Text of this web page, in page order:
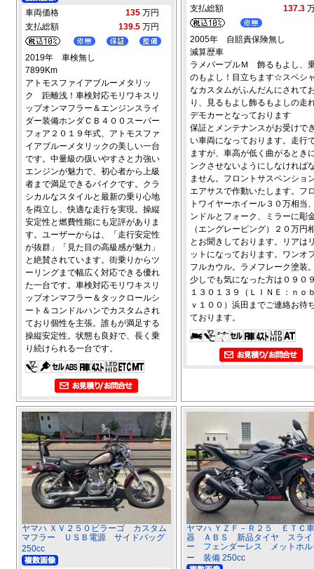
車両価格 135 万円
支払総額
139.5 万円
2019年 車検無し
7899Km
アトモスファイアブルーメタリッ
ク 距離浅！車検対応モリワキスリ
ップオンマフラー＆エンジンスライ
ダー装備ホンダＣＢ４００スーパー
フォア２０１９年式、アトモスファ
イアブルーメタリックの美しい一台
です。中量級の扱いやすさと力強い
エンジンが魅力で、初心者から上級
者まで満足できるバイクです。クラ
シカルなスタイルと最新の乗り心地
を両立し、快適な走行を実現。操縦
安定性と燃費性能にも定評がありま
す。ユーザーからは、「走行安定性
が抜群」「見た目の高級感が魅力」
と絶賛されています。街乗りからツ
ーリングまで幅広く対応できる優れ
た一台です。車検対応モリワキスリ
ップオンマフラー＆タックロールシ
ート＆コンドルハンでカスタムされ
ており個性を主張。誰もが満足する
操縦安定性。状態も良好で、長く乗
り続けられる一台です。
支払総額
137.3
2005年 自賠責保険無し
減算歴車
ラメパープルＭ 飾るもよし、
のもよし！目立ちます☆スペシ
なカスタムがふんだんにされて
り、見るもよし飾るもよしの走
デモカーとなっております
保証とメンテナンスがお受けで
い車両になっております。走行
ますが、車高が低く曲がるとき
ンクさせないようにしなければ
ません。フロントサスペンショ
エアサスで作動いたします。フ
トワイヤーホイール３０万相当
ンドルとフォーク、ミラーに彫
（エングレービング）２０万円
とお聞きしております。リアは
ットになっております。ワンオ
フルカウル。ラメフレーク塗装
少しでも気になった方は０９０
１３０１３９（ＬＩＮＥ：ｎｏ
ｖ１００）浜田までご連絡お待
ております。
ヤマハ ＸＶ２５０ビラーゴ カスタム
マフラー ＵＳＢ電源 サイドバッグ
250cc
ヤマハ ＹＺＦ－Ｒ２５ ＥＴＣ
器 ＡＢＳ 新品タイヤ スライ
ー フェンダーレス メットホル
ー 装備 250cc